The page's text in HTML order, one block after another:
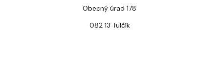
Obecný úrad 178
082 13 Tulčík